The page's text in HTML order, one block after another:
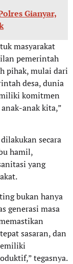
Gianyar,
masyarakat
pemerintah
pihak, mulai dari
desa, dunia
komitmen
anak kita,”
secara
hamil,
yang
bukan hanya
generasi masa
sasaran, dan
tegasnya.